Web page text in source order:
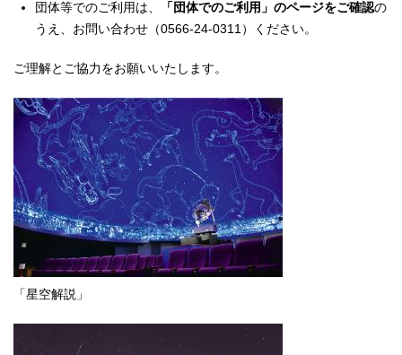
団体等でのご利用は、 「団体でのご利用」のページをご確認の
うえ、お問い合わせ（0566-24-0311）ください。
ご理解とご協力をお願いいたします。
「星空解説」